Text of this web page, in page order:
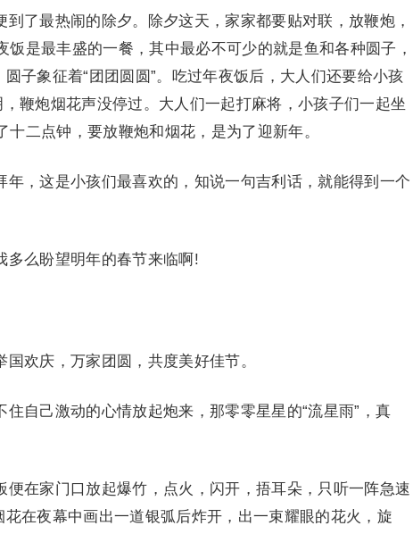
最热闹的除夕。除夕这天，家家都要贴对联，放鞭炮，
是最丰盛的一餐，其中最必不可少的就是鱼和各种圆子，
子象征着“团团圆圆”。吃过年夜饭后，大人们还要给小孩
鞭炮烟花声没停过。大人们一起打麻将，小孩子们一起坐
二点钟，要放鞭炮和烟花，是为了迎新年。
，这是小孩们最喜欢的，知说一句吉利话，就能得到一个
么盼望明年的春节来临啊!
欢庆，万家团圆，共度美好佳节。
己激动的心情放起炮来，那零零星星的“流星雨”，真
在家门口放起爆竹，点火，闪开，捂耳朵，只听一阵急速
花在夜幕中画出一道银弧后炸开，出一束耀眼的花火，旋